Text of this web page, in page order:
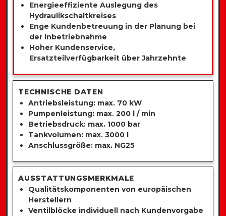
Energieeffiziente Auslegung des
Hydraulikschaltkreises
Enge Kundenbetreuung in der Planung bei
der Inbetriebnahme
Hoher Kundenservice,
Ersatzteilverfügbarkeit über Jahrzehnte
TECHNISCHE DATEN
Antriebsleistung: max. 70 kW
Pumpenleistung: max. 200 l / min
Betriebsdruck: max. 1000 bar
Tankvolumen: max. 3000 l
Anschlussgröße: max. NG25
AUSSTATTUNGSMERKMALE
Qualitätskomponenten von europäischen
Herstellern
Ventilblöcke individuell nach Kundenvorgabe